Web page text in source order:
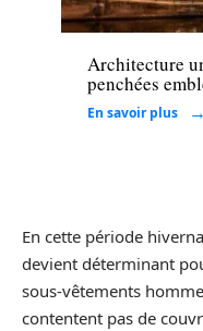
Immo
Architecture
penchées
En savoir plus
En cette période
devient déterminant
sous-vêtements
contentent pas de